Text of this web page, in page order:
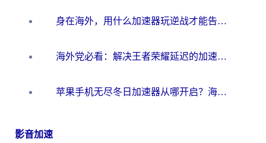
身在海外，用什么加速器玩逆战才能告别延迟？
海外党必看：解决王者荣耀延迟的加速器终极指南——从EVE到猫和老鼠，一个工具全搞定
苹果手机无尽冬日加速器从哪开启？海外玩家的冬日生存指南
影音加速